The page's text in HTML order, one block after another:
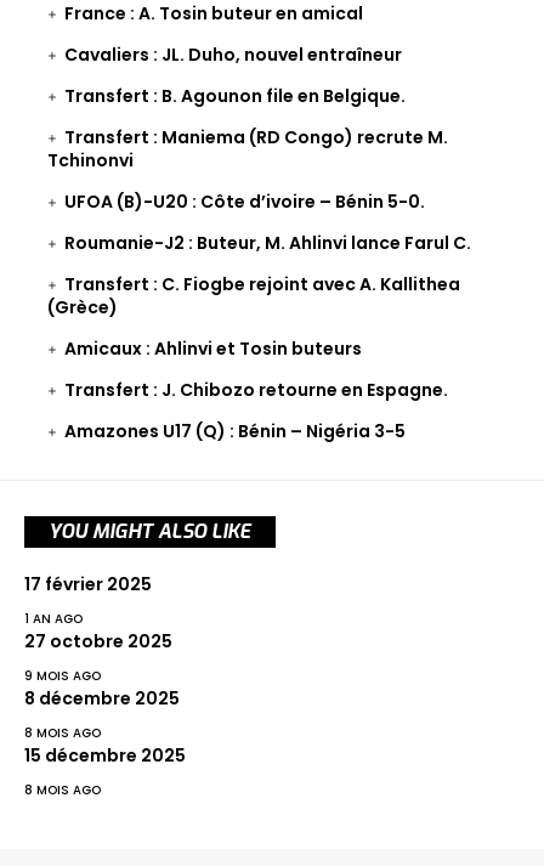
France : A. Tosin buteur en amical
Cavaliers : JL. Duho, nouvel entraîneur
Transfert : B. Agounon file en Belgique.
Transfert : Maniema (RD Congo) recrute M.
Tchinonvi
UFOA (B)-U20 : Côte d’ivoire – Bénin 5-0.
Roumanie-J2 : Buteur, M. Ahlinvi lance Farul C.
Transfert : C. Fiogbe rejoint avec A. Kallithea
(Grèce)
Amicaux : Ahlinvi et Tosin buteurs
Transfert : J. Chibozo retourne en Espagne.
Amazones U17 (Q) : Bénin – Nigéria 3-5
YOU MIGHT ALSO LIKE
17 février 2025
1 AN AGO
27 octobre 2025
9 MOIS AGO
8 décembre 2025
8 MOIS AGO
15 décembre 2025
8 MOIS AGO